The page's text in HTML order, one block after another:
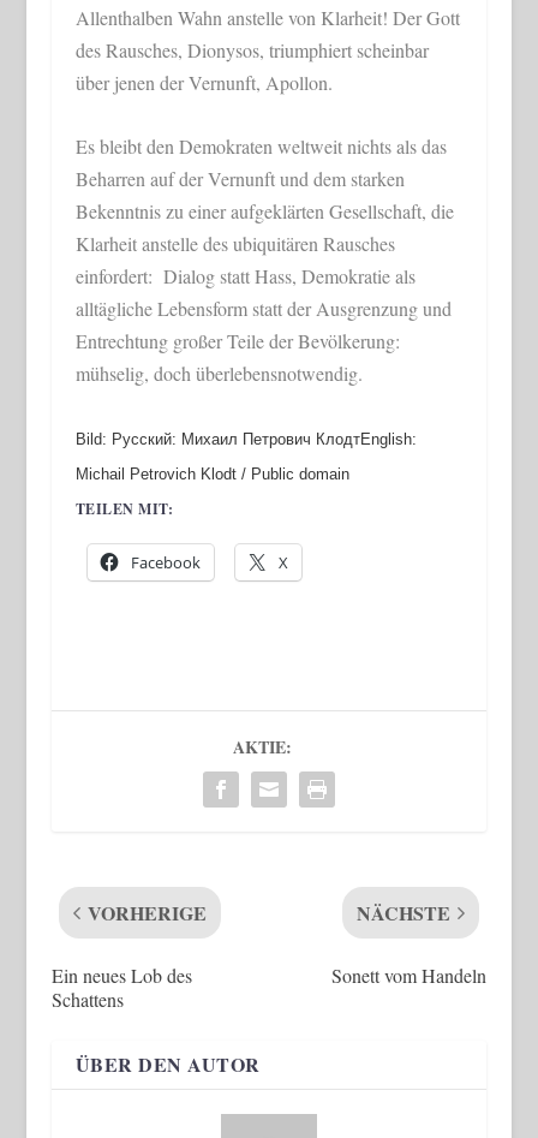
Allenthalben Wahn anstelle von Klarheit! Der Gott
des Rausches, Dionysos, triumphiert scheinbar
über jenen der Vernunft, Apollon.
Es bleibt den Demokraten weltweit nichts als das
Beharren auf der Vernunft und dem starken
Bekenntnis zu einer aufgeklärten Gesellschaft, die
Klarheit anstelle des ubiquitären Rausches
einfordert: Dialog statt Hass, Demokratie als
alltägliche Lebensform statt der Ausgrenzung und
Entrechtung großer Teile der Bevölkerung:
mühselig, doch überlebensnotwendig.
Bild: Русский: Михаил Петрович КлодтEnglish:
Michail Petrovich Klodt / Public domain
TEILEN MIT:
Facebook X
AKTIE:
VORHERIGE
Ein neues Lob des
Schattens
NÄCHSTE
Sonett vom Handeln
ÜBER DEN AUTOR